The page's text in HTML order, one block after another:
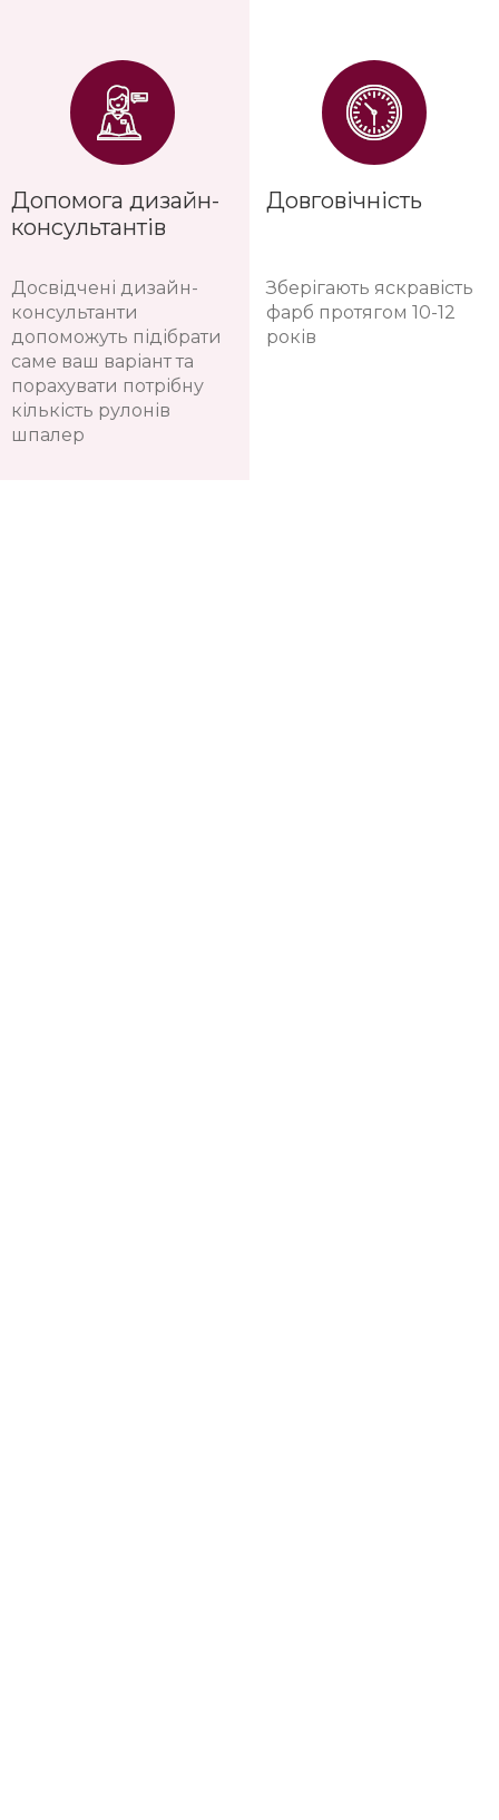
Допомога дизайн-
консультантів
Досвідчені дизайн-
консультанти
допоможуть підібрати
саме ваш варіант та
порахувати потрібну
кількість рулонів
шпалер
Довговічність
Зберігають яскравість
фарб протягом 10-12
років